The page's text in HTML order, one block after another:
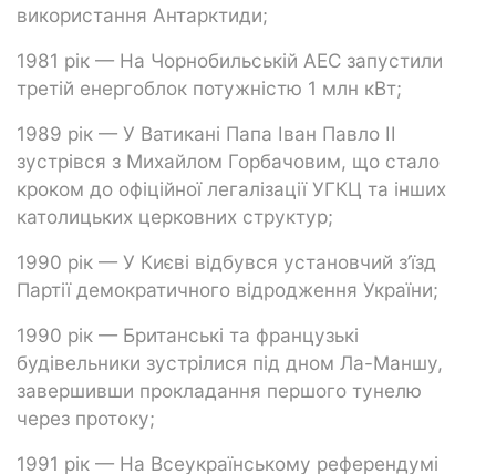
використання Антарктиди;
1981 рік — На Чорнобильській АЕС запустили
третій енергоблок потужністю 1 млн кВт;
1989 рік — У Ватикані Папа Іван Павло ІІ
зустрівся з Михайлом Горбачовим, що стало
кроком до офіційної легалізації УГКЦ та інших
католицьких церковних структур;
1990 рік — У Києві відбувся установчий з’їзд
Партії демократичного відродження України;
1990 рік — Британські та французькі
будівельники зустрілися під дном Ла-Маншу,
завершивши прокладання першого тунелю
через протоку;
1991 рік — На Всеукраїнському референдумі